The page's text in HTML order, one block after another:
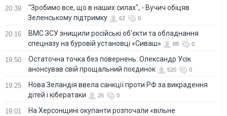
20:39
"Зробимо все, що в наших силах", - Вучич обіцяв
Зеленському підтримку
62 0
20:16
ВМС ЗСУ знищили російські об'єкти та обладнання
спецназу на буровій установці «Сиваш»
88 0
19:50
Остаточна точка без повернень: Олександр Усік
анонсував свій прощальний поєдинок
520 0
19:25
Нова Зеландія ввела санкції проти РФ за викрадення
дітей і кібератаки
26 0
19:01
На Херсонщині окупанти розпочали «вільне